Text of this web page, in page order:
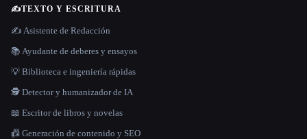
✍️TEXTO Y ESCRITURA
✍️ Asistente de Redacción
📚 Ayudante de deberes y ensayos
💡 Biblioteca e ingeniería rápidas
🕵️ Detector y humanizador de IA
📖 Escritor de libros y novelas
📠 Generación de contenido y SEO